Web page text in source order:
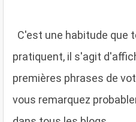
C'est une habitude que
pratiquent, il s'agit
premières phrases de
vous remarquez